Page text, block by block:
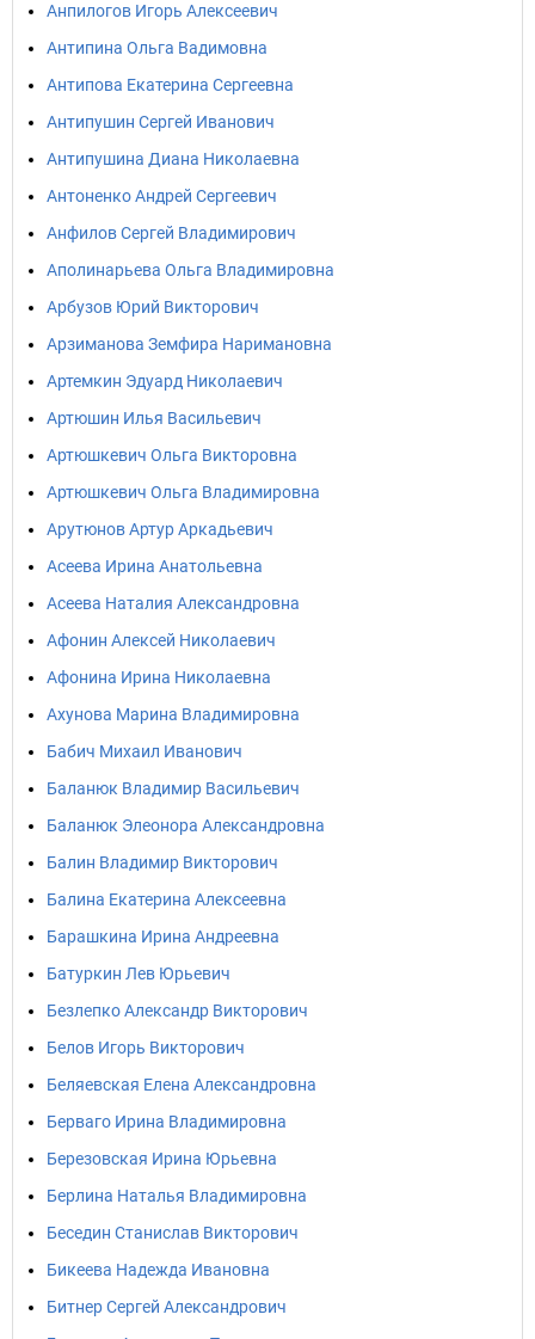
Анпилогов Игорь Алексеевич
Антипина Ольга Вадимовна
Антипова Екатерина Сергеевна
Антипушин Сергей Иванович
Антипушина Диана Николаевна
Антоненко Андрей Сергеевич
Анфилов Сергей Владимирович
Аполинарьева Ольга Владимировна
Арбузов Юрий Викторович
Арзиманова Земфира Наримановна
Артемкин Эдуард Николаевич
Артюшин Илья Васильевич
Артюшкевич Ольга Викторовна
Артюшкевич Ольга Владимировна
Арутюнов Артур Аркадьевич
Асеева Ирина Анатольевна
Асеева Наталия Александровна
Афонин Алексей Николаевич
Афонина Ирина Николаевна
Ахунова Марина Владимировна
Бабич Михаил Иванович
Баланюк Владимир Васильевич
Баланюк Элеонора Александровна
Балин Владимир Викторович
Балина Екатерина Алексеевна
Барашкина Ирина Андреевна
Батуркин Лев Юрьевич
Безлепко Александр Викторович
Белов Игорь Викторович
Беляевская Елена Александровна
Берваго Ирина Владимировна
Березовская Ирина Юрьевна
Берлина Наталья Владимировна
Беседин Станислав Викторович
Бикеева Надежда Ивановна
Битнер Сергей Александрович